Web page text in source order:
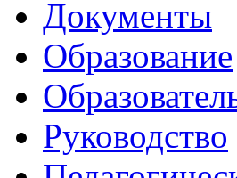
Документы
Образование
Руководство